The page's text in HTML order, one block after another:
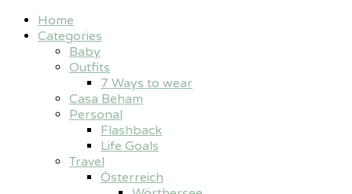
Home
Categories
Baby
Outfits
7 Ways to wear
Casa Beham
Personal
Flashback
Life Goals
Travel
Österreich